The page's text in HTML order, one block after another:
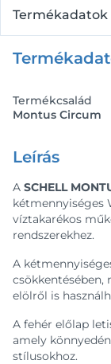
Termékadatok
Termékcsalád
Montus Circum
Leírás
A SCHELL
kétmennyiséges
víztakarékos
rendszerekhez.
A
elölről is
A fehér előlap
amely
stílusokhoz.